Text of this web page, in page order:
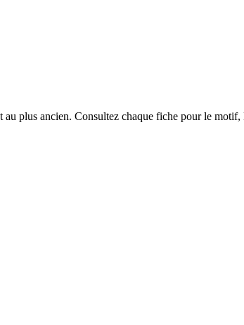
plus ancien. Consultez chaque fiche pour le